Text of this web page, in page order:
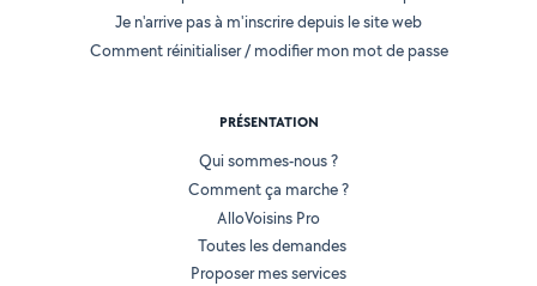
Je n'arrive pas à m'inscrire depuis le site web
Comment réinitialiser / modifier mon mot de passe
PRÉSENTATION
Qui sommes-nous ?
Comment ça marche ?
AlloVoisins Pro
Toutes les demandes
Proposer mes services